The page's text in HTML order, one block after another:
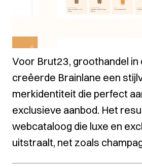
Voor Brut23, groothandel in
creëerde Brainlane een
merkidentiteit die perfect
exclusieve aanbod. Het
webcataloog die luxe en
uitstraalt, net zoals